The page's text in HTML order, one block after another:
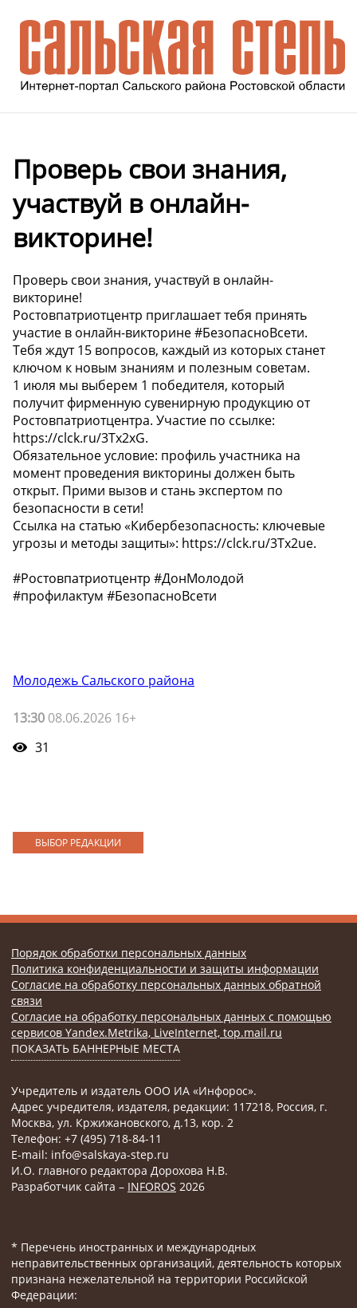
Проверь свои знания,
участвуй в онлайн-
викторине!
Проверь свои знания, участвуй в онлайн-
викторине!
Ростовпатриотцентр приглашает тебя принять
участие в онлайн-викторине #БезопасноВсети.
Тебя ждут 15 вопросов, каждый из которых станет
ключом к новым знаниям и полезным советам.
1 июля мы выберем 1 победителя, который
получит фирменную сувенирную продукцию от
Ростовпатриотцентра. Участие по ссылке:
https://clck.ru/3Tx2xG.
Обязательное условие: профиль участника на
момент проведения викторины должен быть
открыт. Прими вызов и стань экспертом по
безопасности в сети!
Ссылка на статью «Кибербезопасность: ключевые
угрозы и методы защиты»: https://clck.ru/3Tx2ue.
#Ростовпатриотцентр #ДонМолодой
#профилактум #БезопасноВсети
Молодежь Сальского района
13:30 08.06.2026 16+
31
ВЫБОР РЕДАКЦИИ
Порядок обработки персональных данных
Политика конфиденциальности и защиты информации
Согласие на обработку персональных данных обратной
связи
Согласие на обработку персональных данных с помощью
сервисов Yandex.Metrika, LiveInternet, top.mail.ru
ПОКАЗАТЬ БАННЕРНЫЕ МЕСТА
Учредитель и издатель ООО ИА «Инфорос».
Адрес учредителя, издателя, редакции: 117218, Россия, г.
Москва, ул. Кржижановского, д.13, кор. 2
Телефон: +7 (495) 718-84-11
E-mail: info@salskaya-step.ru
И.О. главного редактора Дорохова Н.В.
Разработчик сайта – INFOROS 2026
* Перечень иностранных и международных
неправительственных организаций, деятельность которых
признана нежелательной на территории Российской
Федерации: